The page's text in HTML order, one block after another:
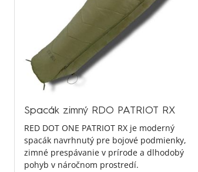
Spacák zimný RDO PATRIOT RX
RED DOT ONE PATRIOT RX je moderný
spacák navrhnutý pre bojové podmienky,
zimné prespávanie v prírode a dlhodobý
pohyb v náročnom prostredí.